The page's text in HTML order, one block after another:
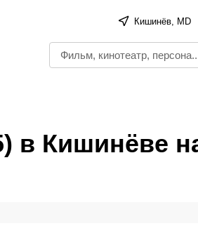
Кишинёв, MD
в Кишинёве